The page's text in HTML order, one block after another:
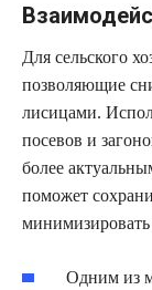
Для сельского
позволяющие
лисицами.
посевов и
более
поможет
Одним из